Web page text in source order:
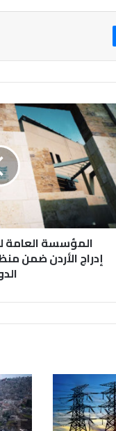
س
س
المؤسسة العامة
إدراج الأردن ضمن